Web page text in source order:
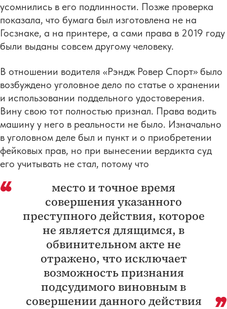
усомнились в его подлинности. Позже проверка
показала, что бумага был изготовлена не на
Госзнаке, а на принтере, а сами права в 2019 году
были выданы совсем другому человеку.
В отношении водителя «Рэндж Ровер Спорт» было
возбуждено уголовное дело по статье о хранении
и использовании поддельного удостоверения.
Вину свою тот полностью признал. Права водить
машину у него в реальности не было. Изначально
в уголовном деле был и пункт и о приобретении
фейковых прав, но при вынесении вердикта суд
его учитывать не стал, потому что
место и точное время
совершения указанного
преступного действия, которое
не является длящимся, в
обвинительном акте не
отражено, что исключает
возможность признания
подсудимого виновным в
совершении данного действия